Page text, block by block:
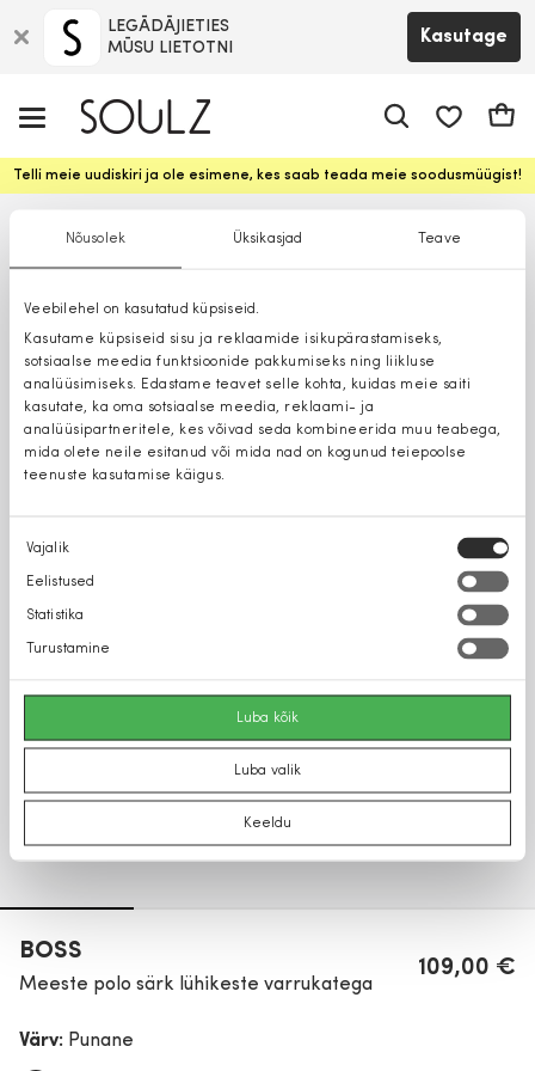
Nõusolek Üksikasjad Teave
Veebilehel on kasutatud küpsiseid.
Kasutame küpsiseid sisu ja reklaamide isikupärastamiseks,
sotsiaalse meedia funktsioonide pakkumiseks ning liikluse
analüüsimiseks. Edastame teavet selle kohta, kuidas meie saiti
kasutate, ka oma sotsiaalse meedia, reklaami- ja
analüüsipartneritele, kes võivad seda kombineerida muu teabega,
mida olete neile esitanud või mida nad on kogunud teiepoolse
teenuste kasutamise käigus.
Nõusoleku
valik
Vajalik
Eelistused
Statistika
Turustamine
Luba kõik
Luba valik
Keeldu
LEGĀDĀJIETIES
MŪSU LIETOTNI
Kasutage
Telli meie uudiskiri ja ole esimene, kes saab teada meie soodusmüügist!
BOSS
Meeste polo särk lühikeste varrukatega
109,00 €
Värv: Punane